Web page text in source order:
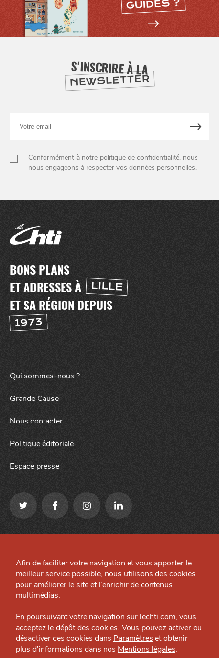
Grande Cause
Nous contacter
Politique éditoriale
Espace presse
SORTIR
NUIT
HTITE
C
A
N
GUIDES ?
S'INSCRIRE À LA
NEWSLETTER
email
Conformément à notre politique de confidentialité, nous
nous engageons à respecter vos données personnelles.
BONS PLANS
ET ADRESSES À
LILLE
ET SA RÉGION DEPUIS
1973
Qui sommes-nous ?
Grande Cause
Nous contacter
Politique éditoriale
Espace presse
Préférences cookies
Site créé par
Afin de faciliter votre navigation et vous apporter le
meilleur service possible, nous utilisons des cookies
pour améliorer le site et l’enrichir de contenus
multimédias.
En poursuivant votre navigation sur lechti.com, vous
acceptez le dépôt des cookies. Vous pouvez activer ou
désactiver ces cookies dans Paramètres et obtenir
plus d'informations dans nos Mentions légales.
Je refuse